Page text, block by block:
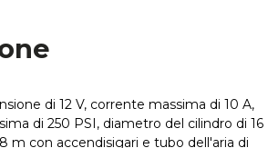
di 12 V, corrente massima di 10 A,
di 250 PSI, diametro del cilindro di 16
m con accendisigari e tubo dell'aria di